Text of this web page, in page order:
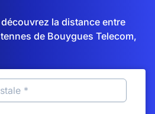
découvrez la distance entre
de Bouygues Telecom,